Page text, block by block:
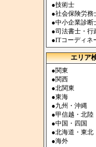
●技術士
●社会保険労務
●中小企業診断
●司法書士・行
●ITコーディネ
エリア
●関東
●関西
●北関東
●東海
●九州・沖縄
●甲信越・北陸
●中国・四国
●北海道・東北
●海外